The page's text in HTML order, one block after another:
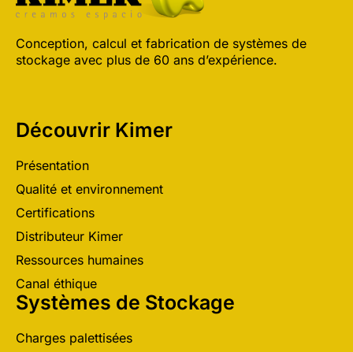
Conception, calcul et fabrication de systèmes de
stockage avec plus de 60 ans d’expérience.
Découvrir Kimer
Présentation
Qualité et environnement
Certifications
Distributeur Kimer
Ressources humaines
Canal éthique
Systèmes de Stockage
Charges palettisées